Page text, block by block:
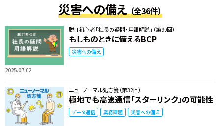
災害への備え（全36件）
2025.07.02
脱IT初心者「社長の疑問・用語解説」（第90回）
もしものときに備えるBCP
災害への備え
ニューノーマル処方箋（第32回）
極地でも高速通信「スターリンク」の可能性
データ通信 業務課題 災害への備え